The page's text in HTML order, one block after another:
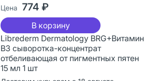
Цена 774 ₽
В корзину
Librederm Dermatology BRG+Витамин
В3 сыворотка-концентрат
отбеливающая от пигментных пятен
15 мл 1 шт